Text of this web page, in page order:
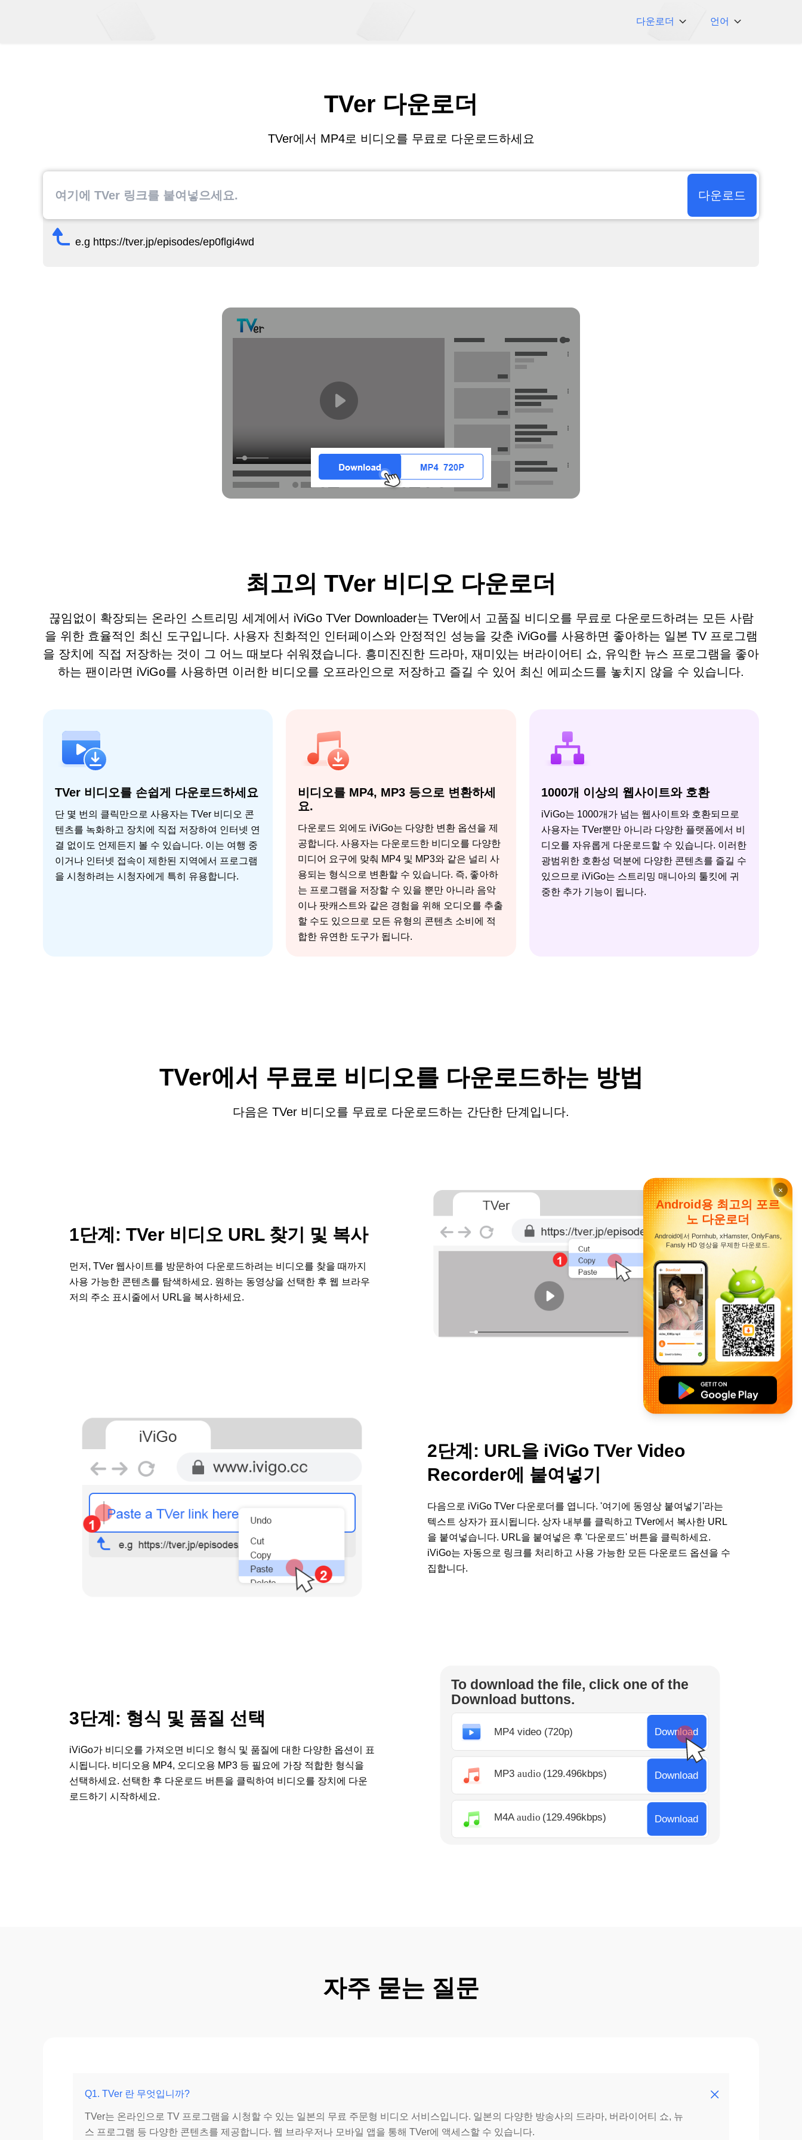
다운로더 언어
TVer 다운로더
TVer에서 MP4로 비디오를 무료로 다운로드하세요
다운로드
e.g https://tver.jp/episodes/ep0flgi4wd
최고의 TVer 비디오 다운로더
끊임없이 확장되는 온라인 스트리밍 세계에서 iViGo TVer Downloader는 TVer에서 고품질 비디오를 무료로 다운로드하려는 모든 사람
을 위한 효율적인 최신 도구입니다. 사용자 친화적인 인터페이스와 안정적인 성능을 갖춘 iViGo를 사용하면 좋아하는 일본 TV 프로그램
을 장치에 직접 저장하는 것이 그 어느 때보다 쉬워졌습니다. 흥미진진한 드라마, 재미있는 버라이어티 쇼, 유익한 뉴스 프로그램을 좋아
하는 팬이라면 iViGo를 사용하면 이러한 비디오를 오프라인으로 저장하고 즐길 수 있어 최신 에피소드를 놓치지 않을 수 있습니다.
TVer 비디오를 손쉽게 다운로드하세요
단 몇 번의 클릭만으로 사용자는 TVer 비디오 콘
텐츠를 녹화하고 장치에 직접 저장하여 인터넷 연
결 없이도 언제든지 볼 수 있습니다. 이는 여행 중
이거나 인터넷 접속이 제한된 지역에서 프로그램
을 시청하려는 시청자에게 특히 유용합니다.
비디오를 MP4, MP3 등으로 변환하세
요.
다운로드 외에도 iViGo는 다양한 변환 옵션을 제
공합니다. 사용자는 다운로드한 비디오를 다양한
미디어 요구에 맞춰 MP4 및 MP3와 같은 널리 사
용되는 형식으로 변환할 수 있습니다. 즉, 좋아하
는 프로그램을 저장할 수 있을 뿐만 아니라 음악
이나 팟캐스트와 같은 경험을 위해 오디오를 추출
할 수도 있으므로 모든 유형의 콘텐츠 소비에 적
합한 유연한 도구가 됩니다.
1000개 이상의 웹사이트와 호환
iViGo는 1000개가 넘는 웹사이트와 호환되므로
사용자는 TVer뿐만 아니라 다양한 플랫폼에서 비
디오를 자유롭게 다운로드할 수 있습니다. 이러한
광범위한 호환성 덕분에 다양한 콘텐츠를 즐길 수
있으므로 iViGo는 스트리밍 매니아의 툴킷에 귀
중한 추가 기능이 됩니다.
TVer에서 무료로 비디오를 다운로드하는 방법
다음은 TVer 비디오를 무료로 다운로드하는 간단한 단계입니다.
1단계: TVer 비디오 URL 찾기 및 복사
먼저, TVer 웹사이트를 방문하여 다운로드하려는 비디오를 찾을 때까지
사용 가능한 콘텐츠를 탐색하세요. 원하는 동영상을 선택한 후 웹 브라우
저의 주소 표시줄에서 URL을 복사하세요.
2단계: URL을 iViGo TVer Video
Recorder에 붙여넣기
다음으로 iViGo TVer 다운로더를 엽니다. '여기에 동영상 붙여넣기'라는
텍스트 상자가 표시됩니다. 상자 내부를 클릭하고 TVer에서 복사한 URL
을 붙여넣습니다. URL을 붙여넣은 후 '다운로드' 버튼을 클릭하세요.
iViGo는 자동으로 링크를 처리하고 사용 가능한 모든 다운로드 옵션을 수
집합니다.
3단계: 형식 및 품질 선택
iViGo가 비디오를 가져오면 비디오 형식 및 품질에 대한 다양한 옵션이 표
시됩니다. 비디오용 MP4, 오디오용 MP3 등 필요에 가장 적합한 형식을
선택하세요. 선택한 후 다운로드 버튼을 클릭하여 비디오를 장치에 다운
로드하기 시작하세요.
자주 묻는 질문
Q1. TVer 란 무엇입니까?
TVer는 온라인으로 TV 프로그램을 시청할 수 있는 일본의 무료 주문형 비디오 서비스입니다. 일본의 다양한 방송사의 드라마, 버라이어티 쇼, 뉴
스 프로그램 등 다양한 콘텐츠를 제공합니다. 웹 브라우저나 모바일 앱을 통해 TVer에 액세스할 수 있습니다.
×
Android용 최고의 포르
노 다운로더
Android에서 Pornhub, xHamster, OnlyFans,
Fansly HD 영상을 무제한 다운로드.